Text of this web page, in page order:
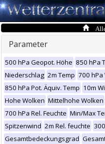
Alle
Parameter
500 hPa Geopot. Höhe 850 hPa
Niederschlag 2m Temp 700
850 hPa Pot. Äquiv. Temp 10m
Hohe Wolken Mittelhohe Wolken
700 hPa Rel. Feuchte Min/Max
Spitzenwind 2m Rel. feuchte
Gesamtbedeckungsgrad